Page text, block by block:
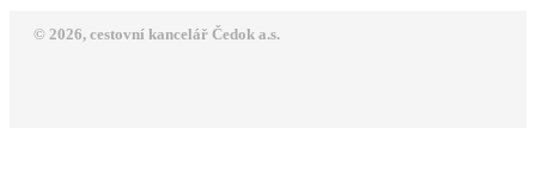
© 2026, cestovní kancelář Čedok a.s.